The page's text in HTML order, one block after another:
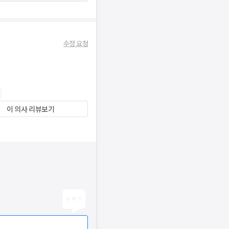
수정 요청
이 의사 리뷰보기